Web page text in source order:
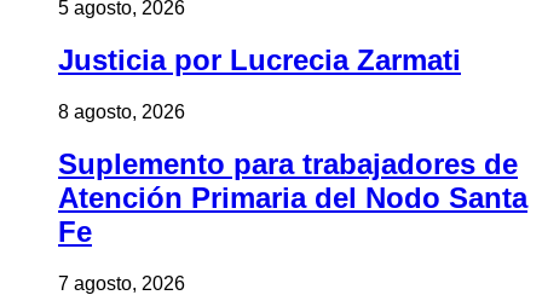
5 agosto, 2026
Justicia por Lucrecia Zarmati
8 agosto, 2026
Suplemento para trabajadores de
Atención Primaria del Nodo Santa
Fe
7 agosto, 2026